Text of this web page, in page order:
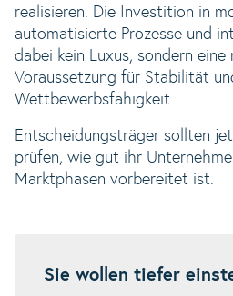
realisieren. Die Investition in
automatisierte Prozesse und
dabei kein Luxus, sondern
Voraussetzung für Stabilität
Wettbewerbsfähigkeit.
Entscheidungsträger sollten
prüfen, wie gut ihr
Marktphasen vorbereitet ist.
Sie wollen tiefer